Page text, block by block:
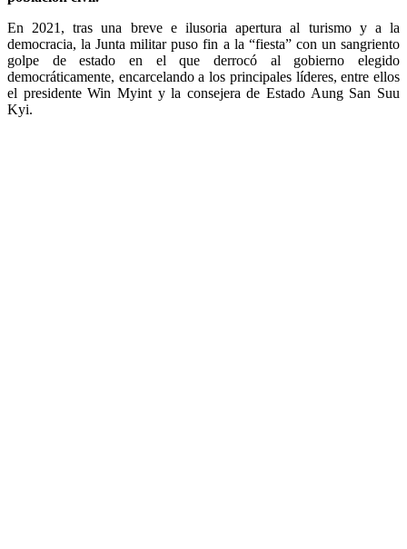
En 2021, tras una breve e ilusoria apertura al turismo y a la
democracia, la Junta militar puso fin a la “fiesta” con un sangriento
golpe de estado en el que derrocó al gobierno elegido
democráticamente, encarcelando a los principales líderes, entre ellos
el presidente Win Myint y la consejera de Estado Aung San Suu
Kyi.